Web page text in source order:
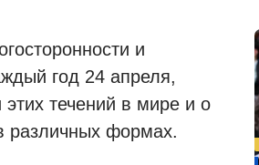
и
год 24 апреля,
течений в мире и о
различных формах.